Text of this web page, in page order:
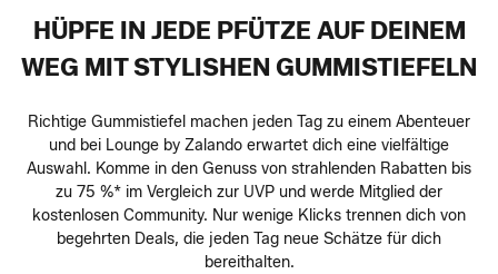
HÜPFE IN JEDE PFÜTZE AUF DEINEM
WEG MIT STYLISHEN GUMMISTIEFELN
Richtige Gummistiefel machen jeden Tag zu einem Abenteuer
und bei Lounge by Zalando erwartet dich eine vielfältige
Auswahl. Komme in den Genuss von strahlenden Rabatten bis
zu 75 %* im Vergleich zur UVP und werde Mitglied der
kostenlosen Community. Nur wenige Klicks trennen dich von
begehrten Deals, die jeden Tag neue Schätze für dich
bereithalten.